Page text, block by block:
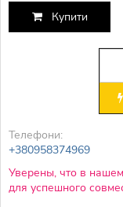
Купити
Телефони:
+380958374969
Уверены, что в
для успешного